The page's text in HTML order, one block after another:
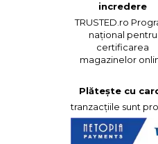
incredere
TRUSTED.ro
național pentru
certificarea
magazinelor
Plătește cu
tranzacțiile sunt